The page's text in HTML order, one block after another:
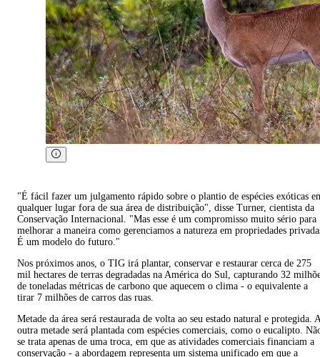
"É fácil fazer um julgamento rápido sobre o plantio de espécies exóticas
qualquer lugar fora de sua área de distribuição", disse Turner, cientista da
Conservação Internacional. "Mas esse é um compromisso muito sério para
melhorar a maneira como gerenciamos a natureza em propriedades
É um modelo do futuro."
Nos próximos anos, o TIG irá plantar, conservar e restaurar cerca de 275
mil hectares de terras degradadas na América do Sul, capturando 32
de toneladas métricas de carbono que aquecem o clima - o equivalente a
tirar 7 milhões de carros das ruas.
Metade da área será restaurada de volta ao seu estado natural e protegida. A
outra metade será plantada com espécies comerciais, como o eucalipto.
se trata apenas de uma troca, em que as atividades comerciais financiam a
conservação - a abordagem representa um sistema unificado em que a